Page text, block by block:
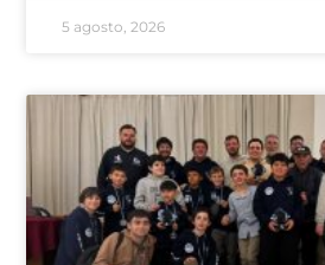
5 agosto, 2026